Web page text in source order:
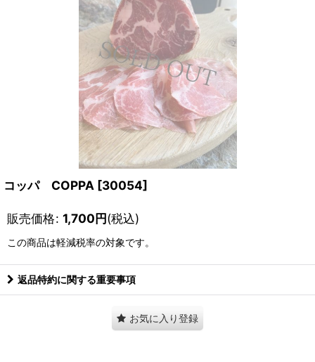
コッパ COPPA [30054]
販売価格: 1,700円(税込)
この商品は軽減税率の対象です。
返品特約に関する重要事項
お気に入り登録